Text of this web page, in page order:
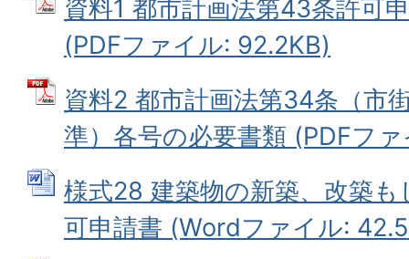
資料1 都市計画法第43条許可
(PDFファイル: 92.2KB)
資料2 都市計画法第34条（市
準）各号の必要書類 (PDFフ
様式28 建築物の新築、改築
可申請書 (Wordファイル: